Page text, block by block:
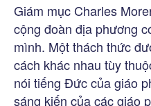
Giám mục Charles
cộng đoàn địa phương
mình. Một thách thức
cách khác nhau tùy
nói tiếng Đức của giáo
sáng kiến của các giáo